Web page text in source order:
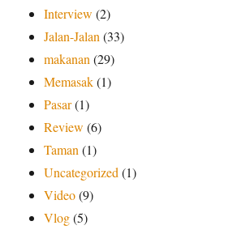
Interview (2)
Jalan-Jalan (33)
makanan (29)
Memasak(1)
Pasar(1)
Review (6)
Taman (1)
Uncategorized (1)
Video(9)
Vlog(5)